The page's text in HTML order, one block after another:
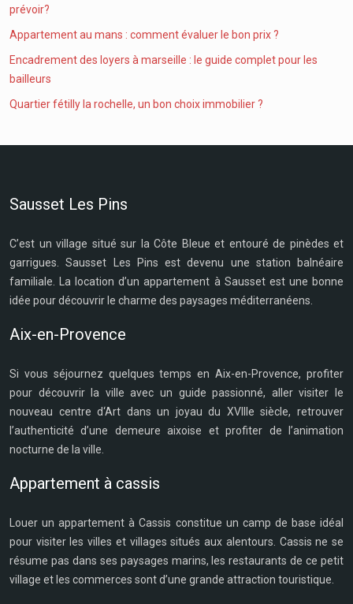
prévoir?
Appartement au mans : comment évaluer le bon prix ?
Encadrement des loyers à marseille : le guide complet pour les
bailleurs
Quartier fétilly la rochelle, un bon choix immobilier ?
Sausset Les Pins
C’est un village situé sur la Côte Bleue et entouré de pinèdes et
garrigues. Sausset Les Pins est devenu une station balnéaire
familiale. La location d’un appartement à Sausset est une bonne
idée pour découvrir le charme des paysages méditerranéens.
Aix-en-Provence
Si vous séjournez quelques temps en Aix-en-Provence, profiter
pour découvrir la ville avec un guide passionné, aller visiter le
nouveau centre d‘Art dans un joyau du XVIIIe siècle, retrouver
l’authenticité d’une demeure aixoise et profiter de l’animation
nocturne de la ville.
Appartement à cassis
Louer un appartement à Cassis constitue un camp de base idéal
pour visiter les villes et villages situés aux alentours. Cassis ne se
résume pas dans ses paysages marins, les restaurants de ce petit
village et les commerces sont d’une grande attraction touristique.